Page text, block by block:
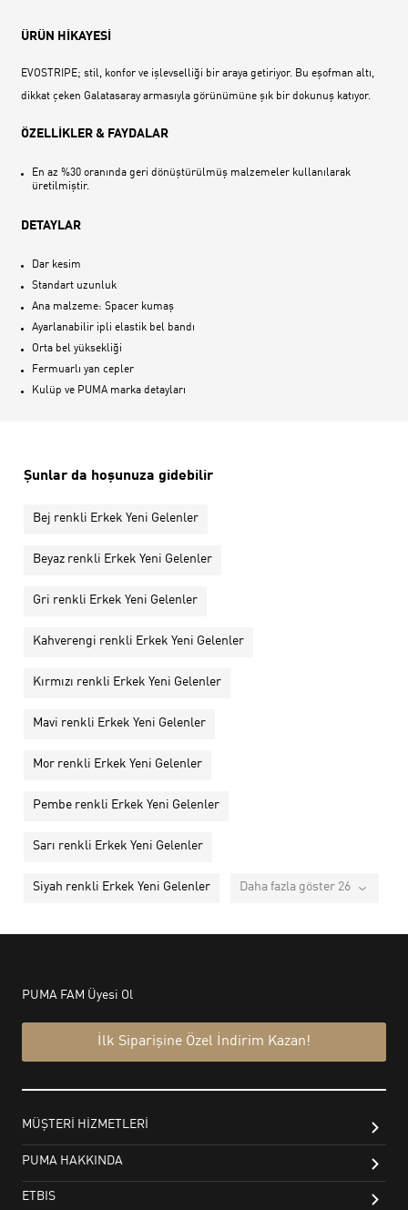
ÜRÜN HİKAYESİ
EVOSTRIPE; stil, konfor ve işlevselliği bir araya getiriyor. Bu eşofman altı,
dikkat çeken Galatasaray armasıyla görünümüne şık bir dokunuş katıyor.
ÖZELLİKLER & FAYDALAR
En az %30 oranında geri dönüştürülmüş malzemeler kullanılarak
üretilmiştir.
DETAYLAR
Dar kesim
Standart uzunluk
Ana malzeme: Spacer kumaş
Ayarlanabilir ipli elastik bel bandı
Orta bel yüksekliği
Fermuarlı yan cepler
Kulüp ve PUMA marka detayları
Şunlar da hoşunuza gidebilir
Bej renkli Erkek Yeni Gelenler
Beyaz renkli Erkek Yeni Gelenler
Gri renkli Erkek Yeni Gelenler
Kahverengi renkli Erkek Yeni Gelenler
Kırmızı renkli Erkek Yeni Gelenler
Mavi renkli Erkek Yeni Gelenler
Mor renkli Erkek Yeni Gelenler
Pembe renkli Erkek Yeni Gelenler
Sarı renkli Erkek Yeni Gelenler
Siyah renkli Erkek Yeni Gelenler Daha fazla göster 26